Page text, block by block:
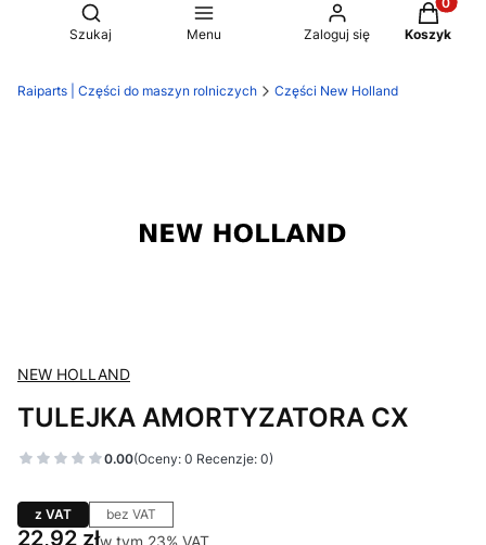
Otwórz wyszukiwarkę
Szukaj Menu Zaloguj się Koszyk
Raiparts | Części do maszyn rolniczych Części New Holland
NEW HOLLAND
TULEJKA AMORTYZATORA CX
0.00(Oceny: 0 Recenzje: 0)
z VAT bez VAT
Cena
22,92 złw tym 23% VAT
w tym 23% VAT